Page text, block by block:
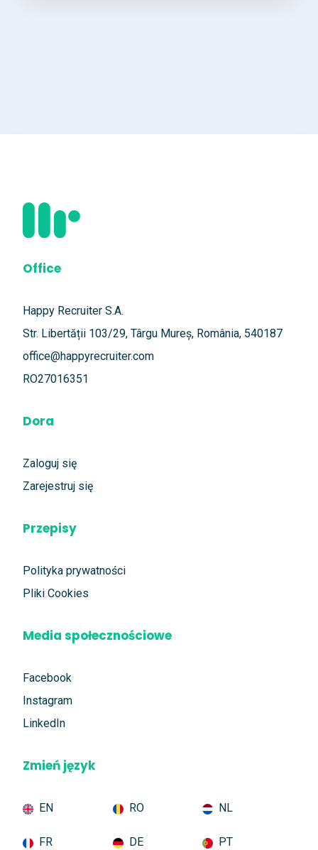
Office
Happy Recruiter S.A.
Str. Libertății 103/29, Târgu Mureș, România, 540187
office@happyrecruiter.com
RO27016351
Dora
Zaloguj się
Zarejestruj się
Przepisy
Polityka prywatności
Pliki Cookies
Media społecznościowe
Facebook
Instagram
LinkedIn
Zmień język
EN RO NL
FR DE PT